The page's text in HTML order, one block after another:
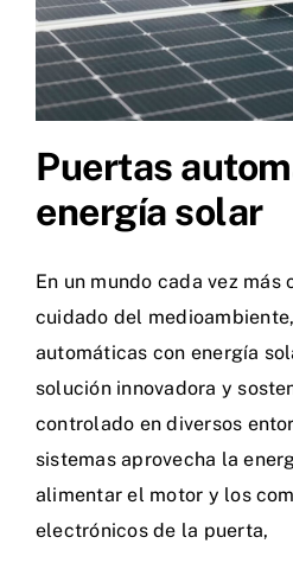
Puertas
energía solar
En un mundo cada vez más
cuidado del
automáticas con energía
solución innovadora y
controlado en diversos
sistemas aprovecha la
alimentar el motor y los
electrónicos de la puerta,